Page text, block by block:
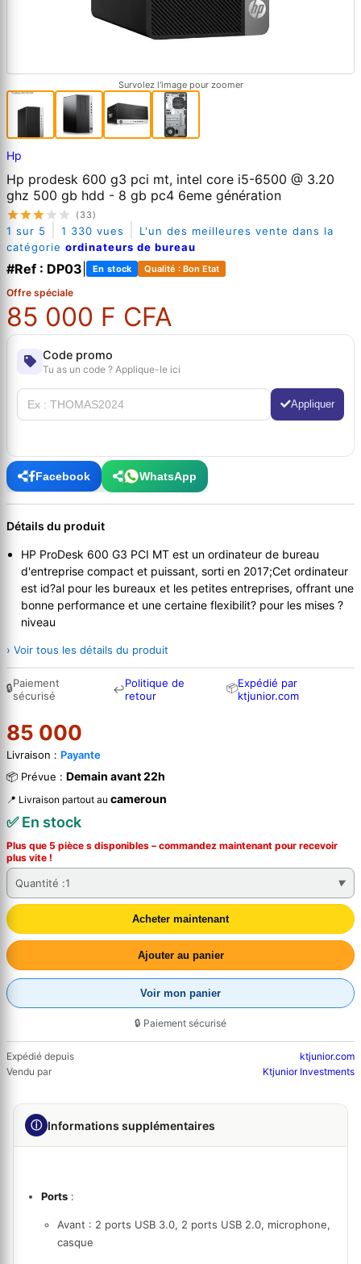
Survolez l'image pour zoomer
Hp
Hp prodesk 600 g3 pci mt, intel core i5-6500 @ 3.20
ghz 500 gb hdd - 8 gb pc4 6eme génération
(33)
1 sur 5 1 330 vues
L'un des meilleures vente dans la
catégorie ordinateurs de bureau
#Ref : DP03 En stock Qualité : Bon Etat
Offre spéciale
85 000 F CFA
Code promo
Tu as un code ? Applique-le ici
Appliquer
Facebook WhatsApp
Détails du produit
HP ProDesk 600 G3 PCI MT est un ordinateur de bureau
d'entreprise compact et puissant, sorti en 2017;Cet ordinateur
est id?al pour les bureaux et les petites entreprises, offrant une
bonne performance et une certaine flexibilit? pour les mises ?
niveau
› Voir tous les détails du produit
🔒Paiement
sécurisé
↩Politique de
retour
📦Expédié par
ktjunior.com
85 000
Livraison : Payante
📦 Prévue : Demain avant 22h
📍 Livraison partout au cameroun
✅ En stock
Plus que 5 pièce s disponibles – commandez maintenant pour recevoir
plus vite !
Quantité :1
Acheter maintenant
Ajouter au panier
Voir mon panier
🔒 Paiement sécurisé
Expédié depuis
ktjunior.com
Vendu par
Ktjunior Investments
ⓘ Informations supplémentaires
Ports :
Avant : 2 ports USB 3.0, 2 ports USB 2.0, microphone,
casque